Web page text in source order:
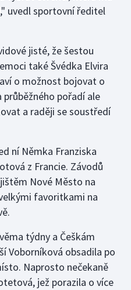
uvedl sportovní ředitel
jisté, že šestou
také Švédka Elvira
o možnost bojovat o
pořadí ale
a raději se soustředí
ní Němka Franziska
z Francie. Závodů
Nové Město na
favoritkami na
týdny a Češkám
Voborníková obsadila po
Naprosto nečekaně
jež porazila o více